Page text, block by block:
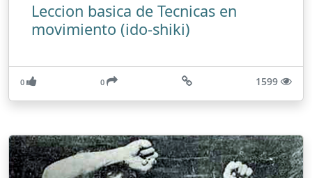
Leccion basica de Tecnicas en
movimiento (ido-shiki)
0 0 1599